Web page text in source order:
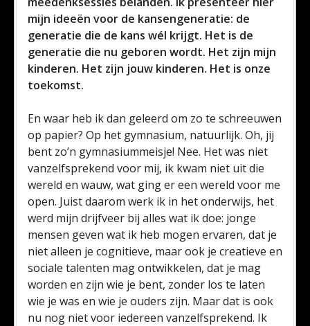
mijn ideeën voor de kansengeneratie: de
generatie die de kans wél krijgt. Het is de
generatie die nu geboren wordt. Het zijn mijn
kinderen. Het zijn jouw kinderen. Het is onze
toekomst.
En waar heb ik dan geleerd om zo te schreeuwen
op papier? Op het gymnasium, natuurlijk. Oh, jij
bent zo’n gymnasiummeisje! Nee. Het was niet
vanzelfsprekend voor mij, ik kwam niet uit die
wereld en wauw, wat ging er een wereld voor me
open. Juist daarom werk ik in het onderwijs, het
werd mijn drijfveer bij alles wat ik doe: jonge
mensen geven wat ik heb mogen ervaren, dat je
niet alleen je cognitieve, maar ook je creatieve en
sociale talenten mag ontwikkelen, dat je mag
worden en zijn wie je bent, zonder los te laten
wie je was en wie je ouders zijn. Maar dat is ook
nu nog niet voor iedereen vanzelfsprekend. Ik